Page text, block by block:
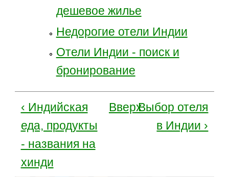
дешевое жилье
Недорогие отели Индии
Отели Индии - поиск и
бронирование
‹ Индийская
еда, продукты
- названия на
хинди
ВверхВыбор отеля
в Индии ›